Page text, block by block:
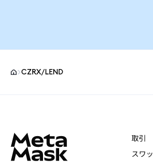
CZRX/LEND
取引
スワ